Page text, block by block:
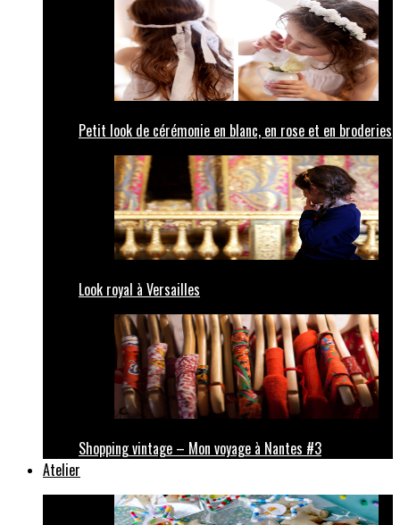
Petit look de cérémonie en blanc, en rose et en broderies
Look royal à Versailles
Shopping vintage – Mon voyage à Nantes #3
Atelier